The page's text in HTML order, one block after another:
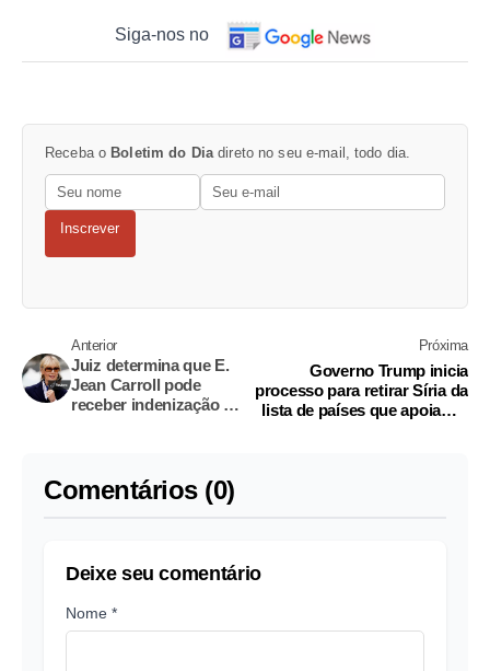
Siga-nos no
Receba o Boletim do Diadireto no seu e-mail, todo dia.
Inscrever
Anterior
Juiz determina que E.
Jean Carroll pode
receber indenização de
Próxima
Governo Trump inicia
processo para retirar Síria da
lista de países que apoiam o
Comentários (0)
Deixe seu comentário
Nome *